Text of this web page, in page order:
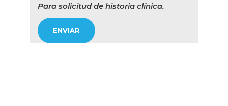
Para solicitud de historia clínica.